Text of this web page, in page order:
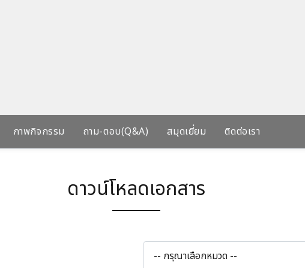
ภาพกิจกรรม ถาม-ตอบ(Q&A) สมุดเยี่ยม ติดต่อเรา
ดาวน์โหลดเอกสาร